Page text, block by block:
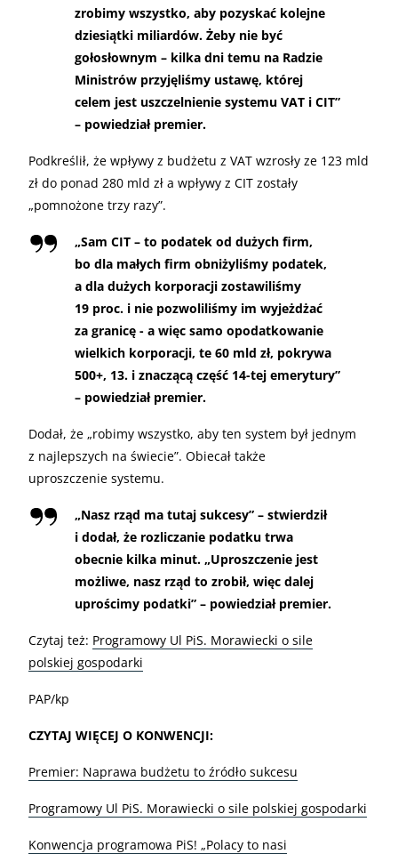
zrobimy wszystko, aby pozyskać kolejne
dziesiątki miliardów. Żeby nie być
gołosłownym – kilka dni temu na Radzie
Ministrów przyjęliśmy ustawę, której
celem jest uszczelnienie systemu VAT i CIT”
– powiedział premier.
Podkreślił, że wpływy z budżetu z VAT wzrosły ze 123 mld
zł do ponad 280 mld zł a wpływy z CIT zostały
„pomnożone trzy razy”.
„Sam CIT – to podatek od dużych firm,
bo dla małych firm obniżyliśmy podatek,
a dla dużych korporacji zostawiliśmy
19 proc. i nie pozwoliliśmy im wyjeżdżać
za granicę - a więc samo opodatkowanie
wielkich korporacji, te 60 mld zł, pokrywa
500+, 13. i znaczącą część 14-tej emerytury”
– powiedział premier.
Dodał, że „robimy wszystko, aby ten system był jednym
z najlepszych na świecie”. Obiecał także
uproszczenie systemu.
„Nasz rząd ma tutaj sukcesy” – stwierdził
i dodał, że rozliczanie podatku trwa
obecnie kilka minut. „Uproszczenie jest
możliwe, nasz rząd to zrobił, więc dalej
uprościmy podatki” – powiedział premier.
Czytaj też: Programowy Ul PiS. Morawiecki o sile
polskiej gospodarki
PAP/kp
CZYTAJ WIĘCEJ O KONWENCJI:
Premier: Naprawa budżetu to źródło sukcesu
Programowy Ul PiS. Morawiecki o sile polskiej gospodarki
Konwencja programowa PiS! „Polacy to nasi